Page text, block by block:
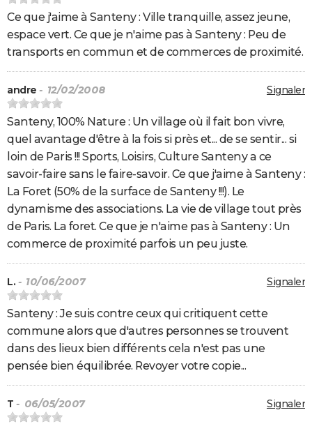
Ce que j'aime à Santeny : Ville tranquille, assez jeune,
espace vert. Ce que je n'aime pas à Santeny : Peu de
transports en commun et de commerces de proximité.
Signaler
andre - 12/02/2008
Santeny, 100% Nature : Un village où il fait bon vivre,
quel avantage d'être à la fois si près et... de se sentir... si
loin de Paris !!! Sports, Loisirs, Culture Santeny a ce
savoir-faire sans le faire-savoir. Ce que j'aime à Santeny :
La Foret (50% de la surface de Santeny !!!). Le
dynamisme des associations. La vie de village tout près
de Paris. La foret. Ce que je n'aime pas à Santeny : Un
commerce de proximité parfois un peu juste.
Signaler
L. - 10/06/2007
Santeny : Je suis contre ceux qui critiquent cette
commune alors que d'autres personnes se trouvent
dans des lieux bien différents cela n'est pas une
pensée bien équilibrée. Revoyer votre copie...
Signaler
T - 06/05/2007